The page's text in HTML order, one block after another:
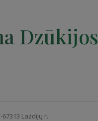
Dzūkijos
Lazdijų r.